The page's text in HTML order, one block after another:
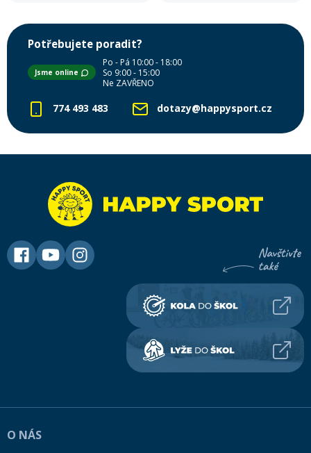
Potřebujete poradit?
Jsme online
Po - Pá 10:00 - 18:00
So 9:00 - 15:00
Ne ZAVŘENO
774 493 483 dotazy@happysport.cz
O NÁS